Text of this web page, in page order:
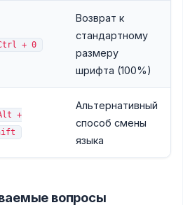
+ 0
Возврат к
стандартному
размеру
шрифта (100%)
+
Альтернативный
способ смены
языка
вопросы